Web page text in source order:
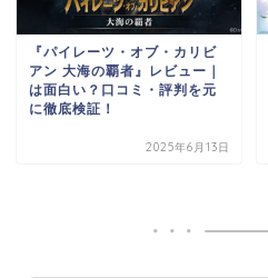
『パイレーツ・オブ・カリビ
アン 大海の覇者』レビュー｜
は面白い？口コミ・評判を元
に徹底検証！
2025年6月13日